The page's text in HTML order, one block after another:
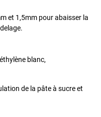
et 1,5mm pour abaisser la
blanc,
de la pâte à sucre et